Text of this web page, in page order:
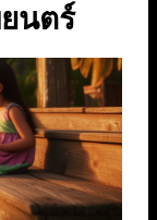
นตร์